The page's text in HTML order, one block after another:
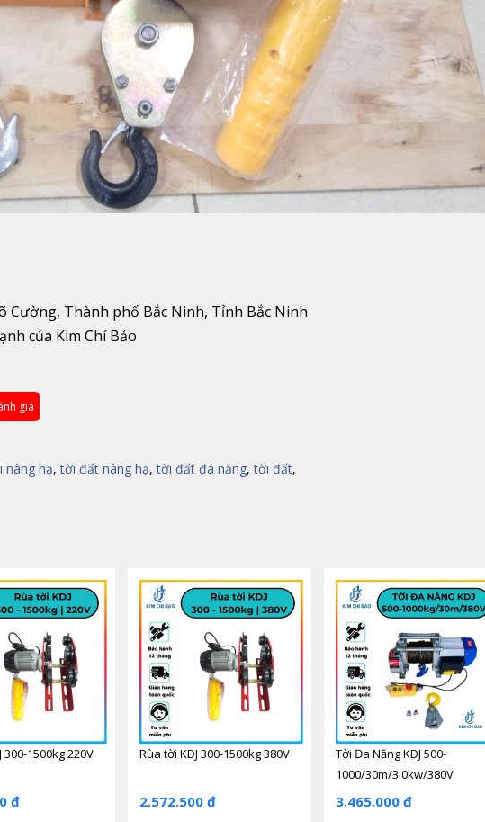
Cường, Thành phố Bắc Ninh, Tỉnh Bắc Ninh
của Kim Chí Bảo
giá
nâng hạ, tời đất nâng hạ, tời đất đa năng, tời đất,
300-1500kg 220V
đ
Rùa tời KDJ 300-1500kg 380V
2.572.500 đ
Tời Đa Năng KDJ 500-
1000/30m/3.0kw/380V
3.465.000 đ